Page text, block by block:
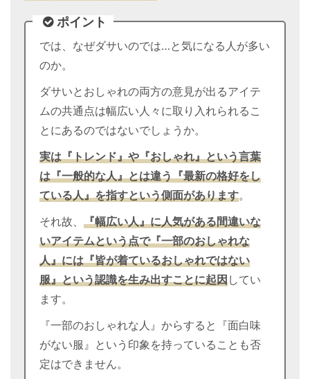
ポイント
では、なぜダサいのでは…と気になる人が多い
のか。
ダサいとおしゃれの両方の意見が出るアイテ
ムの共通点は幅広い人々に取り入れられるこ
とにあるのではないでしょうか。
実は『トレンド』や『おしゃれ』という言葉
は『一般的な人』とは違う『最新の格好をし
ている人』を指すという側面があります。
それ故、 『幅広い人』に人気がある間違いな
いアイテムという点で『一部のおしゃれな
人』には『皆が着ているおしゃれではない
服』という認識を生み出すことに起因してい
ます。
『一部のおしゃれな人』からすると『面白味
がない服』という印象を持っていることも否
定はできません。